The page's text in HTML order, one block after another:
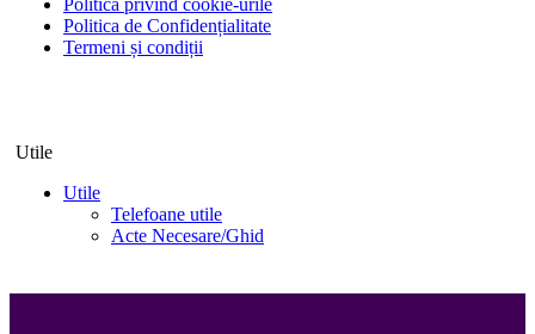
Politica privind cookie-urile
Politica de Confidențialitate
Termeni și condiții
Utile
Utile
Telefoane utile
Acte Necesare/Ghid